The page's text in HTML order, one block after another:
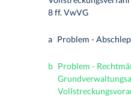
8 ff. VwVG
a Problem -
b Problem -